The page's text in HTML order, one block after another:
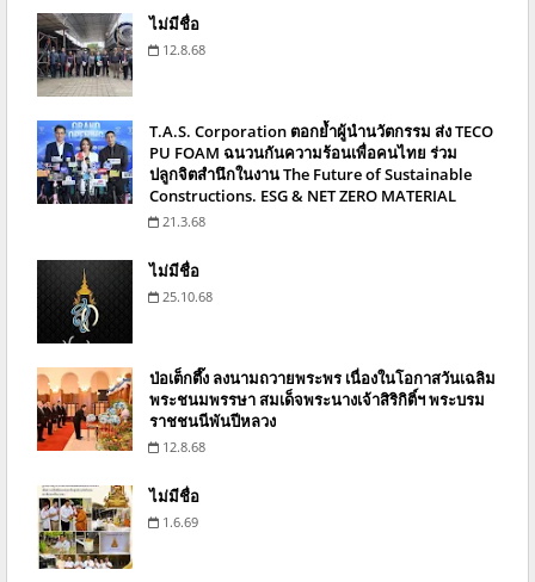
ไม่มีชื่อ
12.8.68
T.A.S. Corporation ตอกย้ำผู้นำนวัตกรรม ส่ง TECO
PU FOAM ฉนวนกันความร้อนเพื่อคนไทย ร่วม
ปลูกจิตสำนึกในงาน The Future of Sustainable
Constructions. ESG & NET ZERO MATERIAL
21.3.68
ไม่มีชื่อ
25.10.68
ป่อเต็กตึ๊ง ลงนามถวายพระพร เนื่องในโอกาสวันเฉลิม
พระชนมพรรษา สมเด็จพระนางเจ้าสิริกิติ์ฯ พระบรม
ราชชนนีพันปีหลวง
12.8.68
ไม่มีชื่อ
1.6.69